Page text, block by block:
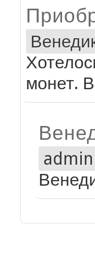
монет.
admin
Страницы